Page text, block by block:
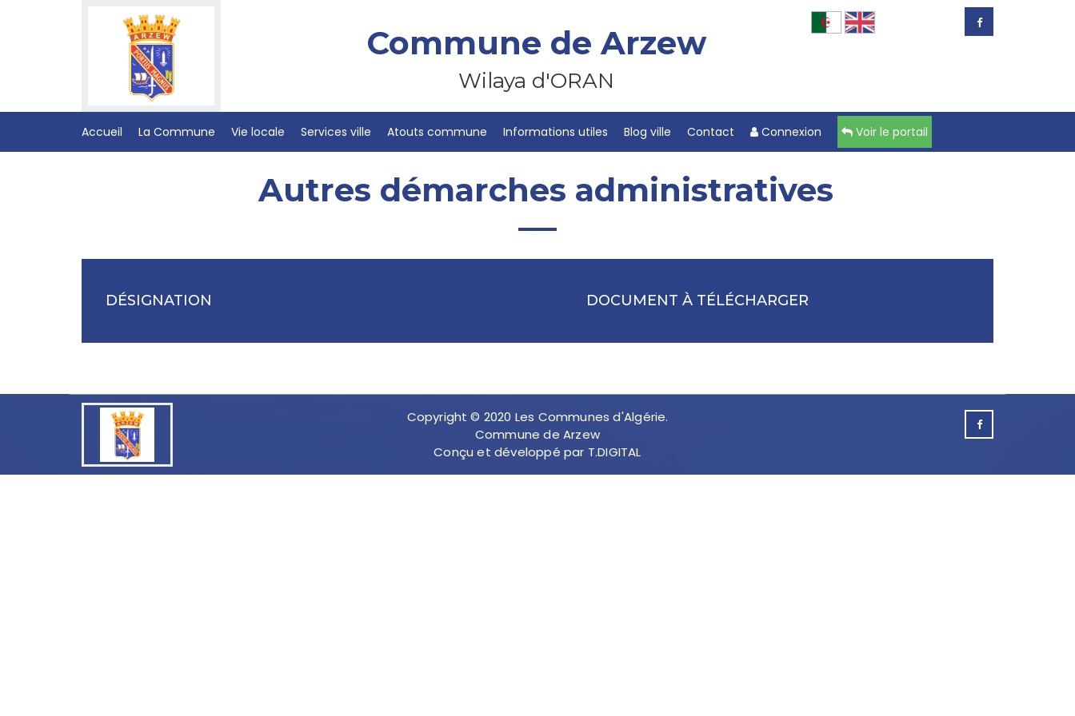
Commune de Arzew
Wilaya d'ORAN
Accueil La Commune Vie locale Services ville Atouts commune Informations utiles Blog ville Contact Connexion Voir le portail
Autres démarches administratives
DÉSIGNATION DOCUMENT À TÉLÉCHARGER
Copyright © 2020 Les Communes d'Algérie.
Commune de Arzew
Conçu et développé par T.DIGITAL